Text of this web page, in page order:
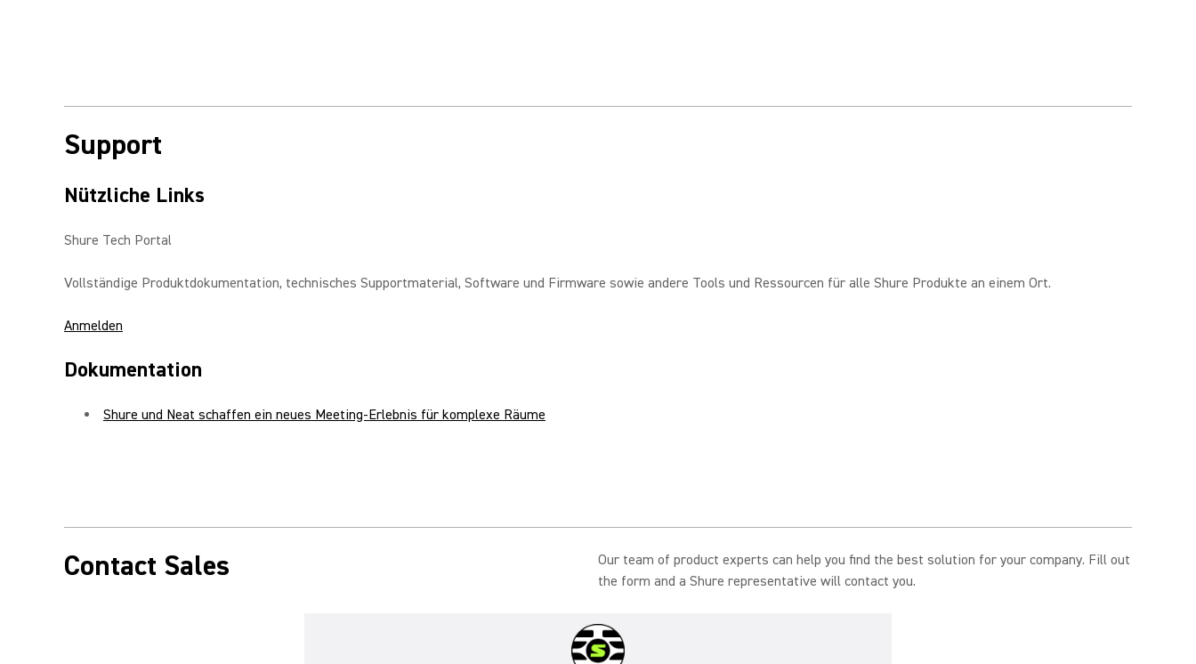
Support
Nützliche Links
Shure Tech Portal
Vollständige Produktdokumentation, technisches Supportmaterial, Software und Firmware sowie andere Tools und Ressourcen für alle Shure Produkte an einem Ort.
Anmelden
Dokumentation
Shure und Neat schaffen ein neues Meeting-Erlebnis für komplexe Räume
Contact Sales
Our team of product experts can help you find the best solution for your company. Fill out
the form and a Shure representative will contact you.